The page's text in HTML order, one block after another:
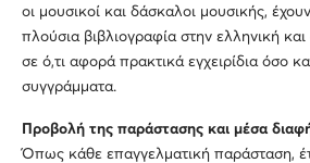
οι μουσικοί και δάσκαλοι μουσικής,
πλούσια βιβλιογραφία στην ελληνική
σε ό,τι αφορά πρακτικά εγχειρίδια όσο
συγγράμματα.
Προβολή της παράστασης και μέσα
Όπως κάθε επαγγελματική παράσταση,